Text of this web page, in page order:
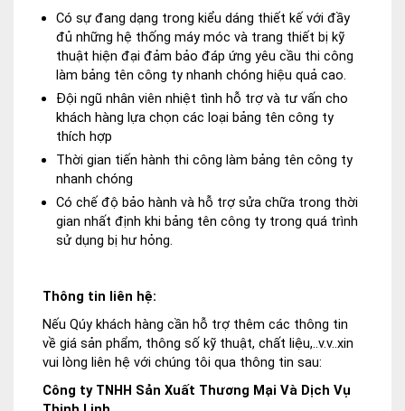
Có sự đang dạng trong kiểu dáng thiết kế với đầy
đủ những hệ thống máy móc và trang thiết bị kỹ
thuật hiện đại đảm bảo đáp ứng yêu cầu thi công
làm bảng tên công ty nhanh chóng hiệu quả cao.
Đội ngũ nhân viên nhiệt tình hỗ trợ và tư vấn cho
khách hàng lựa chọn các loại bảng tên công ty
thích hợp
Thời gian tiến hành thi công làm bảng tên công ty
nhanh chóng
Có chế độ bảo hành và hỗ trợ sửa chữa trong thời
gian nhất định khi bảng tên công ty trong quá trình
sử dụng bị hư hỏng.
Thông tin liên hệ:
Nếu Qúy khách hàng cần hỗ trợ thêm các thông tin
về giá sản phẩm, thông số kỹ thuật, chất liệu,..v.v..xin
vui lòng liên hệ với chúng tôi qua thông tin sau:
Công ty TNHH Sản Xuất Thương Mại Và Dịch Vụ